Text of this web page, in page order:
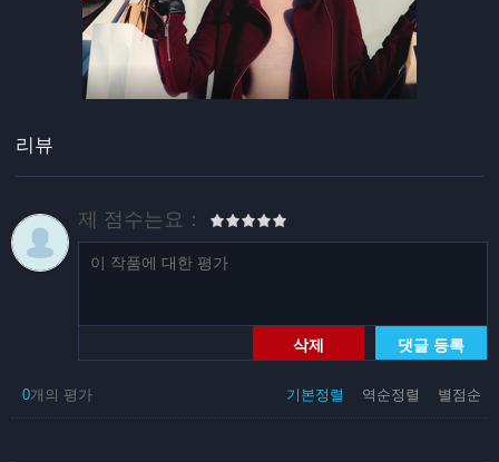
리뷰
제 점수는요：
삭제 댓글 등록
기본정렬 역순정렬 별점순
0개의 평가